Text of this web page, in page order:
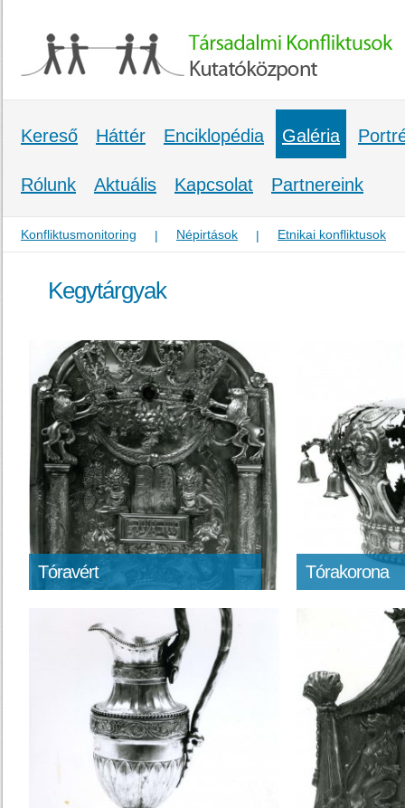
Kereső Háttér Enciklopédia Galéria
Rólunk Aktuális Kapcsolat Partnereink
Konfliktusmonitoring | Népirtások | Etnikai konfliktusok
Kegytárgyak
Tóravért Tórakorona